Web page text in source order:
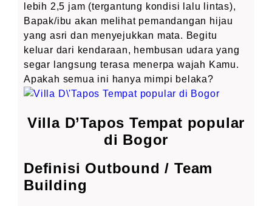
lebih 2,5 jam (tergantung kondisi lalu lintas),
Bapak/ibu akan melihat pemandangan hijau
yang asri dan menyejukkan mata. Begitu
keluar dari kendaraan, hembusan udara yang
segar langsung terasa menerpa wajah Kamu.
Apakah semua ini hanya mimpi belaka?
Villa D’Tapos Tempat popular
di Bogor
Definisi Outbound / Team
Building